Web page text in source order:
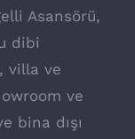
Asansörü,
dibi
villa ve
ve
bina dışı